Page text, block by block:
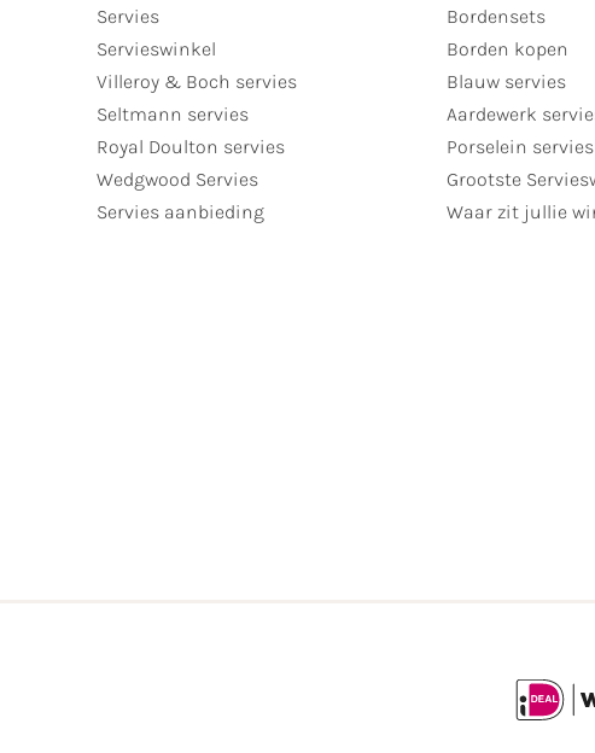
Servies
Servieswinkel
Villeroy & Boch servies
Seltmann servies
Royal Doulton servies
Wedgwood Servies
Servies aanbieding
Bordensets
Borden kopen
Blauw servies
Aardewerk
Porselein servies
Grootste
Waar zit jullie